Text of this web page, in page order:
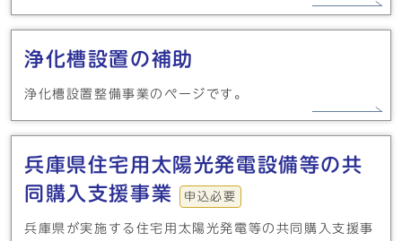
浄化槽設置の補助
浄化槽設置整備事業のページです。
兵庫県住宅用太陽光発電設備等の共
同購入支援事業
申込必要
兵庫県が実施する住宅用太陽光発電等の共同購入支援事